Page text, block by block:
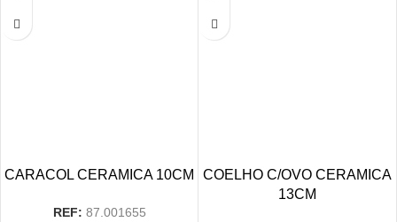
CARACOL CERAMICA 10CM
REF: 87.001655
COELHO C/OVO CERAMICA
13CM